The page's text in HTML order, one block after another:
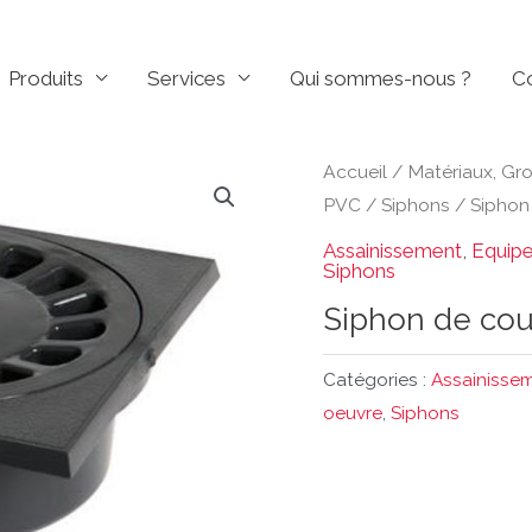
Produits Services Qui sommes-nous ?
Accueil / Matériaux,
PVC / Siphons / Siphon
Assainissement
Siphons
Siphon de
Catégories :
oeuvre, Siphons